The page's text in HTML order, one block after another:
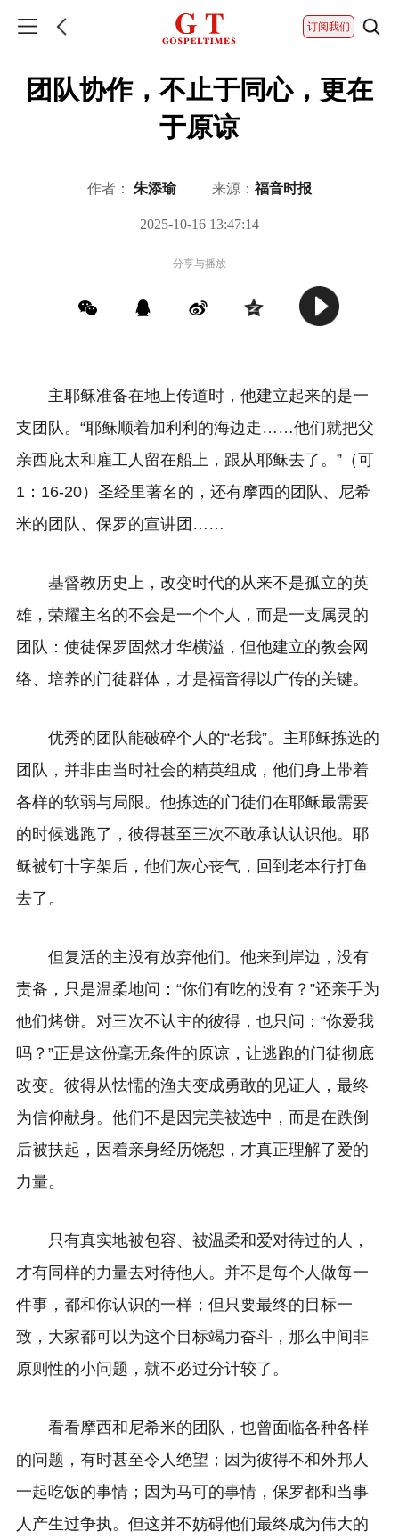
订阅我们
团队协作，不止于同心，更在
于原谅
作者： 朱添瑜 来源： 福音时报
2025-10-16 13:47:14
分享与播放
主耶稣准备在地上传道时，他建立起来的是一
支团队。“耶稣顺着加利利的海边走……他们就把父
亲西庇太和雇工人留在船上，跟从耶稣去了。”（可
1：16-20）圣经里著名的，还有摩西的团队、尼希
米的团队、保罗的宣讲团……
基督教历史上，改变时代的从来不是孤立的英
雄，荣耀主名的不会是一个个人，而是一支属灵的
团队：使徒保罗固然才华横溢，但他建立的教会网
络、培养的门徒群体，才是福音得以广传的关键。
优秀的团队能破碎个人的“老我”。主耶稣拣选的
团队，并非由当时社会的精英组成，他们身上带着
各样的软弱与局限。他拣选的门徒们在耶稣最需要
的时候逃跑了，彼得甚至三次不敢承认认识他。耶
稣被钉十字架后，他们灰心丧气，回到老本行打鱼
去了。
但复活的主没有放弃他们。他来到岸边，没有
责备，只是温柔地问：“你们有吃的没有？”还亲手为
他们烤饼。对三次不认主的彼得，也只问：“你爱我
吗？”正是这份毫无条件的原谅，让逃跑的门徒彻底
改变。彼得从怯懦的渔夫变成勇敢的见证人，最终
为信仰献身。他们不是因完美被选中，而是在跌倒
后被扶起，因着亲身经历饶恕，才真正理解了爱的
力量。
只有真实地被包容、被温柔和爱对待过的人，
才有同样的力量去对待他人。并不是每个人做每一
件事，都和你认识的一样；但只要最终的目标一
致，大家都可以为这个目标竭力奋斗，那么中间非
原则性的小问题，就不必过分计较了。
看看摩西和尼希米的团队，也曾面临各种各样
的问题，有时甚至令人绝望；因为彼得不和外邦人
一起吃饭的事情；因为马可的事情，保罗都和当事
人产生过争执。但这并不妨碍他们最终成为伟大的